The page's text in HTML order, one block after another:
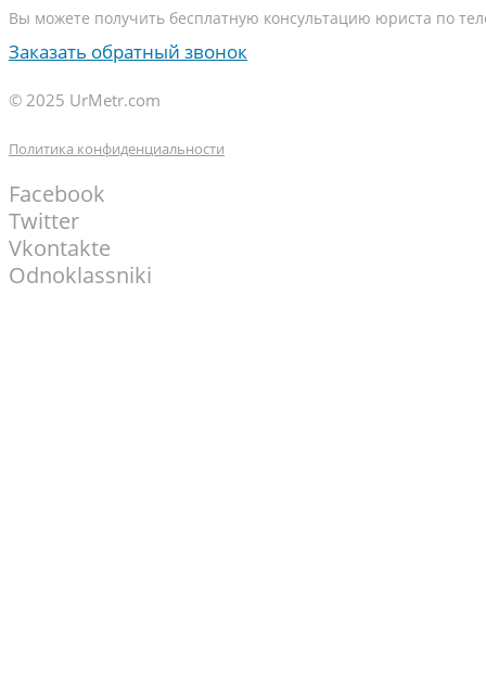
Вы можете получить бесплатную консультацию юриста по
Заказать обратный звонок
© 2025 UrMetr.com
Политика конфиденциальности
Facebook
Twitter
Vkontakte
Odnoklassniki